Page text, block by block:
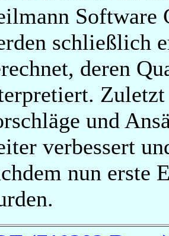
Software
schließlich
deren
und
verbessert
nun erste